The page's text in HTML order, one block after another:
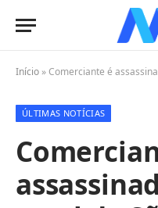
Início »Comerciante é
ÚLTIMAS NOTÍCIAS